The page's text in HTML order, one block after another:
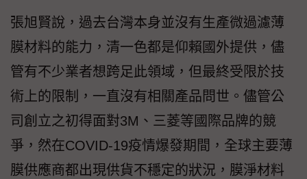
張旭賢說，過去台灣本身並沒有生產微過濾薄
膜材料的能力，清一色都是仰賴國外提供，儘
管有不少業者想跨足此領域，但最終受限於技
術上的限制，一直沒有相關產品問世。儘管公
司創立之初得面對3M、三菱等國際品牌的競
爭，然在COVID-19疫情爆發期間，全球主要薄
膜供應商都出現供貨不穩定的狀況，膜淨材料